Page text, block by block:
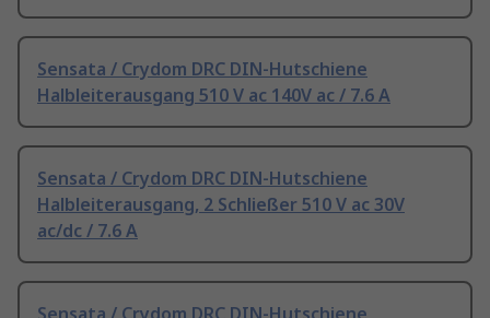
Sensata / Crydom DRC DIN-Hutschiene
Halbleiterausgang 510 V ac 140V ac / 7.6 A
Sensata / Crydom DRC DIN-Hutschiene
Halbleiterausgang, 2 Schließer 510 V ac 30V
ac/dc / 7.6 A